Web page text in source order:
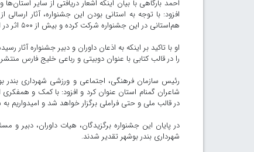
احمد بارگاهی با بیان اینکه اشعار دریافتی از سایر
افزود: با توجه به استانی بودن این جشنواره، آثار
هم‌استانی در این جشنواره شرکت کرده و بیش از ۵۰۰ اثر در اختیار هیات داوران قرار گرفت.
او با تاکید بر اینکه به اذعان داوران و دبیر جشنواره آثار
را در قالب کتابی با عنوان دوبیتی و رباعی خلیج فارس
رئیس سازمان فرهنگی، اجتماعی و ورزشی شهرداری بندر
شاعران گمنام استان عنوان کرد و افزود: با کمک و
در قالب ملی و حتی فراملی برگزار خواهد شد و امیدواریم
در پایان این جشنواره برگزیدگان، هیات داوران،
شهرداری بندر بوشهر تقدیر شدند.